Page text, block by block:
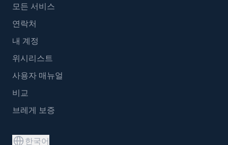
모든 서비스
연락처
내 계정
위시리스트
사용자 매뉴얼
비교
브레게 보증
한국어